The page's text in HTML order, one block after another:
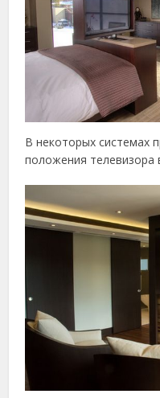
В некоторых системах
положения телевизора